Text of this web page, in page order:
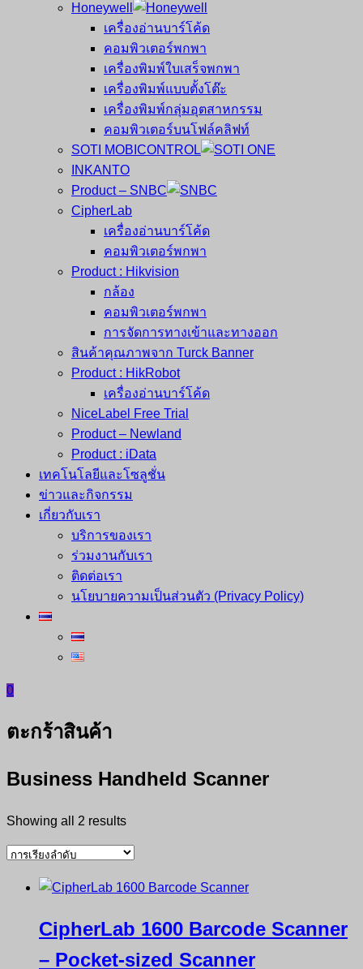
Honeywell
เครื่องอ่านบาร์โค้ด
คอมพิวเตอร์พกพา
เครื่องพิมพ์ใบเสร็จพกพา
เครื่องพิมพ์แบบตั้งโต๊ะ
เครื่องพิมพ์กลุ่มอุตสาหกรรม
คอมพิวเตอร์บนโฟล์คลิฟท์
SOTI MOBICONTROL
INKANTO
Product – SNBC
CipherLab
เครื่องอ่านบาร์โค้ด
คอมพิวเตอร์พกพา
Product : Hikvision
กล้อง
คอมพิวเตอร์พกพา
การจัดการทางเข้าและทางออก
สินค้าคุณภาพจาก Turck Banner
Product : HikRobot
เครื่องอ่านบาร์โค้ด
NiceLabel Free Trial
Product – Newland
Product : iData
เทคโนโลยีและโซลูชั่น
ข่าวและกิจกรรม
เกี่ยวกับเรา
บริการของเรา
ร่วมงานกับเรา
ติดต่อเรา
นโยบายความเป็นส่วนตัว (Privacy Policy)
0
ตะกร้าสินค้า
Business Handheld Scanner
Showing all 2 results
CipherLab 1600 Barcode Scanner
– Pocket-sized Scanner